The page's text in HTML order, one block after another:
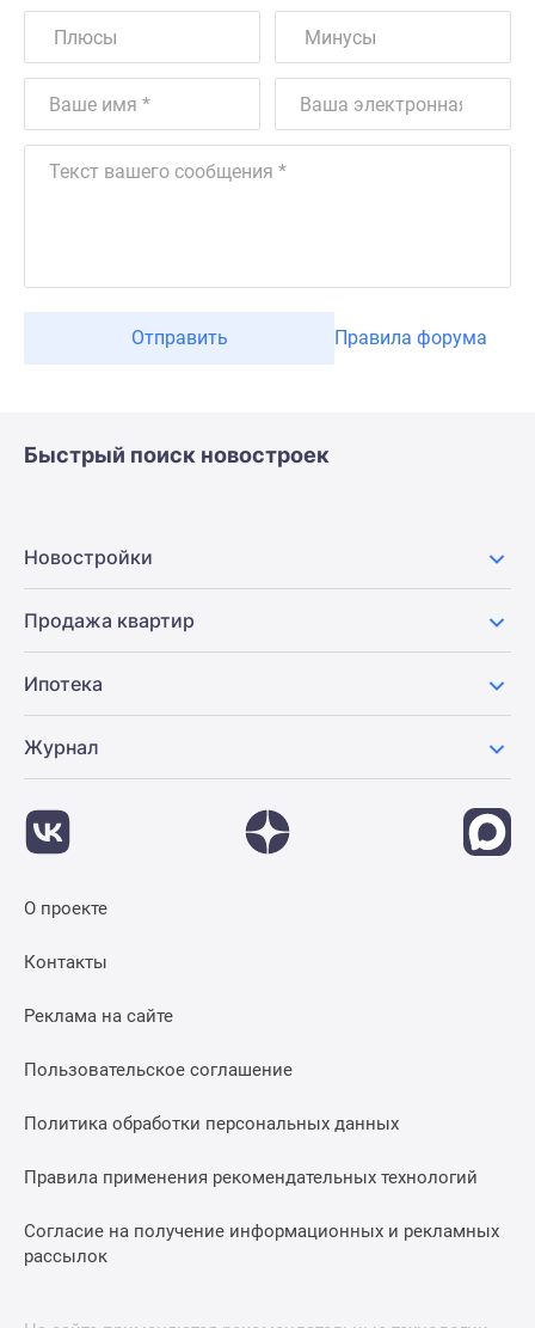
Отправить Правила форума
Быстрый поиск новостроек
Новостройки
Продажа квартир
Ипотека
Журнал
О проекте
Контакты
Реклама на сайте
Пользовательское соглашение
Политика обработки персональных данных
Правила применения рекомендательных технологий
Согласие на получение информационных и рекламных
рассылок